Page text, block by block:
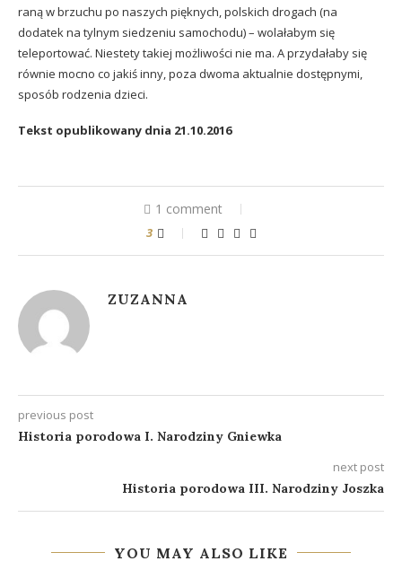
raną w brzuchu po naszych pięknych, polskich drogach (na
dodatek na tylnym siedzeniu samochodu) – wolałabym się
teleportować. Niestety takiej możliwości nie ma. A przydałaby się
równie mocno co jakiś inny, poza dwoma aktualnie dostępnymi,
sposób rodzenia dzieci.
Tekst opublikowany dnia 21.10.2016
1 comment
3
ZUZANNA
previous post
Historia porodowa I. Narodziny Gniewka
next post
Historia porodowa III. Narodziny Joszka
YOU MAY ALSO LIKE